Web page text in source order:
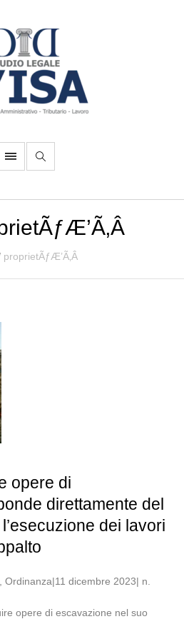
proprietÃƒÆ’Ã‚Â
opere di
direttamente del
dei lavori
dicembre 2023| n.
opere di escavazione nel suo